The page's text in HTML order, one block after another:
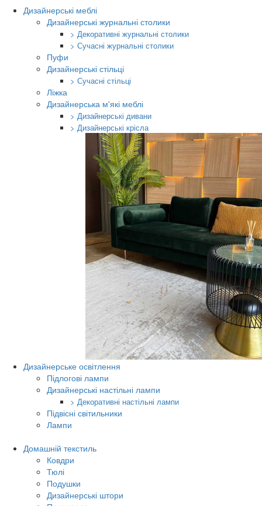
Дизайнерські меблі
Дизайнерські журнальні столики
> Декоративні журнальні столики
> Сучасні журнальні столики
Пуфи
Дизайнерські стільці
> Сучасні стільці
Ліжка
Дизайнерська м'які меблі
> Дизайнерські дивани
> Дизайнерські крісла
Дизайнерське освітлення
Підлогові лампи
Дизайнерські настільні лампи
> Декоративні настільні лампи
Підвісні світильники
Лампи
Домашній текстиль
Ковдри
Тюлі
Подушки
Дизайнерські штори